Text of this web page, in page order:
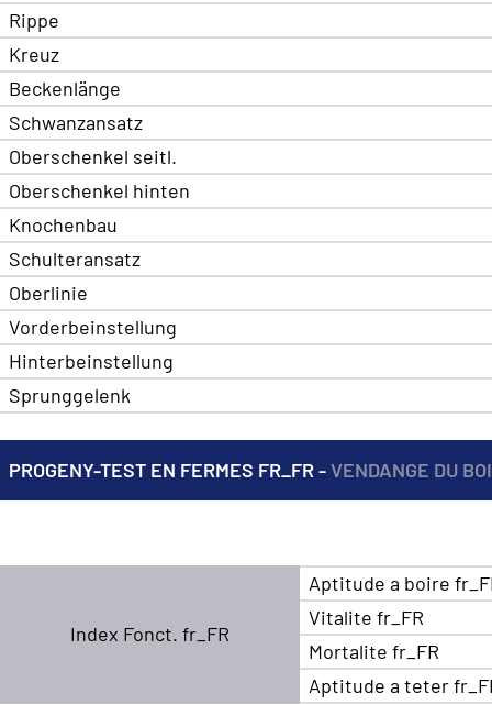
Rippe
Kreuz
Beckenlänge
Schwanzansatz
Oberschenkel seitl.
Oberschenkel hinten
Knochenbau
Schulteransatz
Oberlinie
Vorderbeinstellung
Hinterbeinstellung
Sprunggelenk
PROGENY-TEST EN FERMES FR_FR -VENDANGE DU
Index Fonct. fr_FR
Aptitude a boire
Vitalite fr_FR
Mortalite fr_FR
Aptitude a teter